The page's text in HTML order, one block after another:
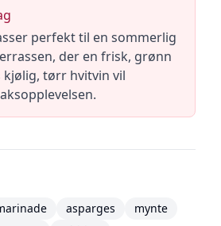
perfekt til en sommerlig
der en frisk, grønn
kjølig, tørr hvitvin vil
asparges
mynte